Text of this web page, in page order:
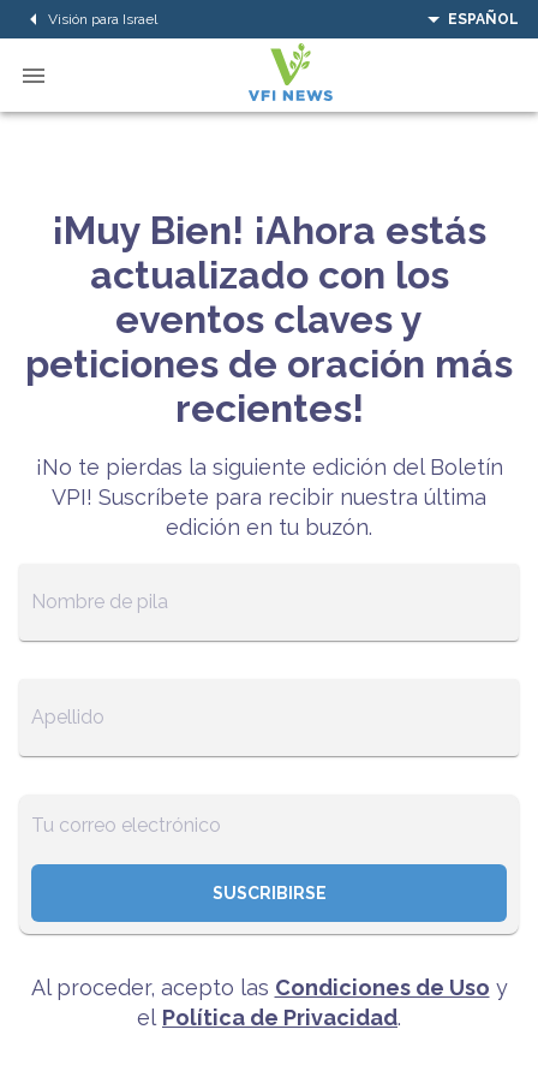
Visión para Israel ESPAÑOL
¡Muy Bien! ¡Ahora estás
actualizado con los
eventos claves y
peticiones de oración más
recientes!
¡No te pierdas la siguiente edición del Boletín
VPI! Suscríbete para recibir nuestra última
edición en tu buzón.
SUSCRIBIRSE
Al proceder, acepto las Condiciones de Uso y
el Política de Privacidad.